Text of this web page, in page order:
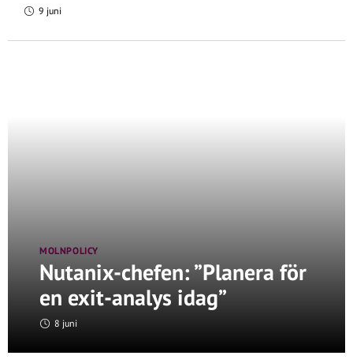
9 juni
MOLNPOLICY
Nutanix-chefen: ”Planera för
en exit-analys idag”
8 juni